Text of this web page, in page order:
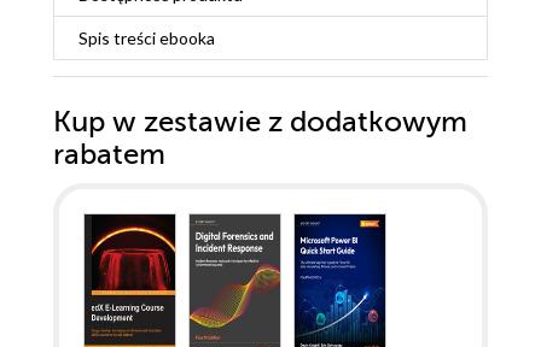
Spis treściebooka
Kup w zestawie z dodatkowym
rabatem